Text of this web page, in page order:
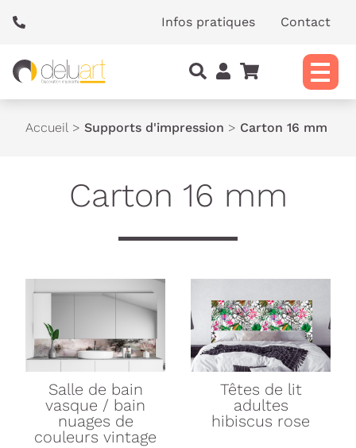
Infos pratiques Contact
Accueil > Supports d'impression > Carton 16 mm
Carton 16 mm
Salle de bain
vasque / bain
nuages de
couleurs vintage
Têtes de lit
adultes
hibiscus rose